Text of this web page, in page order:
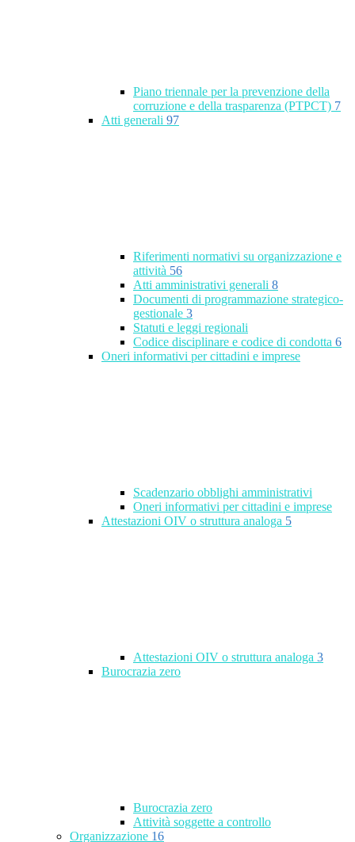
Piano triennale per la prevenzione della
corruzione e della trasparenza (PTPCT) 7
Atti generali 97
Riferimenti normativi su organizzazione e
attività 56
Atti amministrativi generali 8
Documenti di programmazione strategico-
gestionale 3
Statuti e leggi regionali
Codice disciplinare e codice di condotta 6
Oneri informativi per cittadini e imprese
Scadenzario obblighi amministrativi
Oneri informativi per cittadini e imprese
Attestazioni OIV o struttura analoga 5
Attestazioni OIV o struttura analoga 3
Burocrazia zero
Burocrazia zero
Attività soggette a controllo
Organizzazione 16